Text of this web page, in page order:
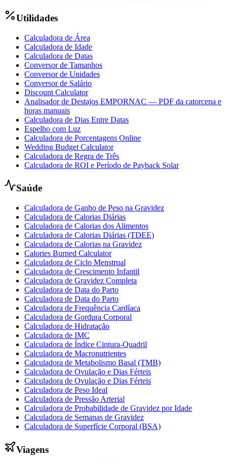
Utilidades
Calculadora de Área
Calculadora de Idade
Calculadora de Datas
Conversor de Tamanhos
Conversor de Unidades
Conversor de Salário
Discount Calculator
Analisador de Destajos EMPORNAC — PDF da catorcena e
horas manuais
Calculadora de Dias Entre Datas
Espelho com Luz
Calculadora de Porcentagens Online
Wedding Budget Calculator
Calculadora de Regra de Três
Calculadora de ROI e Período de Payback Solar
Saúde
Calculadora de Ganho de Peso na Gravidez
Calculadora de Calorias Diárias
Calculadora de Calorias dos Alimentos
Calculadora de Calorias Diárias (TDEE)
Calculadora de Calorias na Gravidez
Calories Burned Calculator
Calculadora de Ciclo Menstrual
Calculadora de Crescimento Infantil
Calculadora de Gravidez Completa
Calculadora de Data do Parto
Calculadora de Data do Parto
Calculadora de Frequência Cardíaca
Calculadora de Gordura Corporal
Calculadora de Hidratação
Calculadora de IMC
Calculadora de Índice Cintura-Quadril
Calculadora de Macronutrientes
Calculadora de Metabolismo Basal (TMB)
Calculadora de Ovulação e Dias Férteis
Calculadora de Ovulação e Dias Férteis
Calculadora de Peso Ideal
Calculadora de Pressão Arterial
Calculadora de Probabilidade de Gravidez por Idade
Calculadora de Semanas de Gravidez
Calculadora de Superfície Corporal (BSA)
Viagens